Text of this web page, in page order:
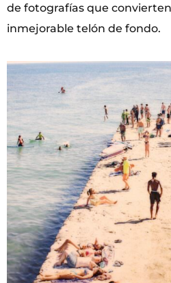
de fotografías que
inmejorable telón de fondo.